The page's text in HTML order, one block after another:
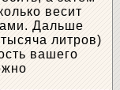
весит
Дальше
литров)
вашего